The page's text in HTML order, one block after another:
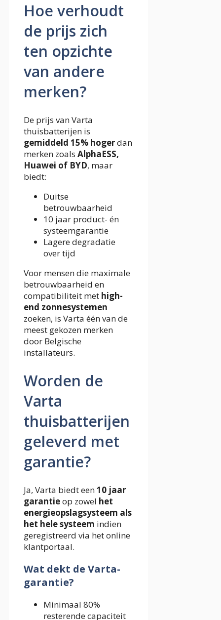
Hoe verhoudt
de prijs zich
ten opzichte
van andere
merken?
De prijs van Varta
thuisbatterijen is
gemiddeld 15% hogerdan
merken zoals AlphaESS,
Huawei of BYD, maar
biedt:
Duitse
betrouwbaarheid
10 jaar product- én
systeemgarantie
Lagere degradatie
over tijd
Voor mensen die maximale
betrouwbaarheid en
compatibiliteit met high-
end zonnesystemen
zoeken, is Varta één van de
meest gekozen merken
door Belgische
installateurs.
Worden de
Varta
thuisbatterijen
geleverd met
garantie?
Ja, Varta biedt een10 jaar
garantieop zowel het
energieopslagsysteem als
het hele systeem indien
geregistreerd via het online
klantportaal.
Wat dekt de Varta-
garantie?
Minimaal 80%
resterende capaciteit